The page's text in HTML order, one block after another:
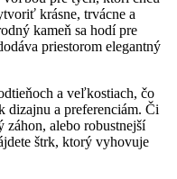
krásne, trvácne a
kameň sa hodí pre
priestorom elegantný
a veľkostiach, čo
a preferenciám. Či
alebo robustnejší
štrk, ktorý vyhovuje